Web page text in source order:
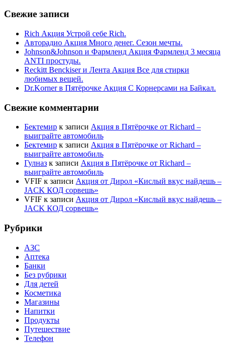
Свежие записи
Rich Акция Устрой себе Rich.
Авторадио Акция Много денег. Сезон мечты.
Johnson&Johnson и Фармленд Акция Фармленд 3 месяца
ANTI простуды.
Reckitt Benckiser и Лента Акция Все для стирки
любимых вещей.
Dr.Korner в Пятёрочке Акция С Корнерсами на Байкал.
Свежие комментарии
Бектемир к записи Акция в Пятёрочке от Richard –
выиграйте автомобиль
Бектемир к записи Акция в Пятёрочке от Richard –
выиграйте автомобиль
Гулназ к записи Акция в Пятёрочке от Richard –
выиграйте автомобиль
VFIF к записи Акция от Дирол «Кислый вкус найдешь –
JACK КОД сорвешь»
VFIF к записи Акция от Дирол «Кислый вкус найдешь –
JACK КОД сорвешь»
Рубрики
АЗС
Аптека
Банки
Без рубрики
Для детей
Косметика
Магазины
Напитки
Продукты
Путешествие
Телефон